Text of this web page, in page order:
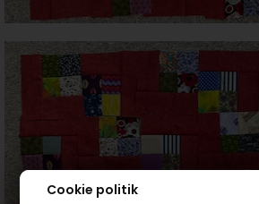
Cookie politik